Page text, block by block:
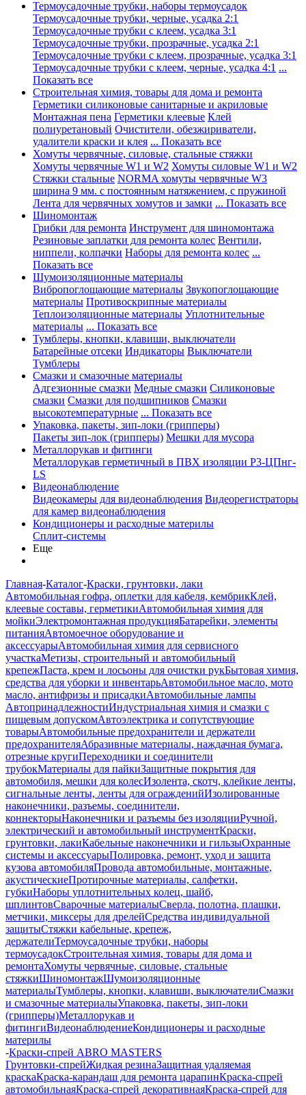
Термоусадочные трубки, наборы термоусадок
Термоусадочные трубки, черные, усадка 2:1
Термоусадочные трубки с клеем, усадка 3:1
Термоусадочные трубки, прозрачные, усадка 2:1
Термоусадочные трубки с клеем, прозрачные, усадка 3:1
Термоусадочные трубки с клеем, черные, усадка 4:1 ...
Показать все
Строительная химия, товары для дома и ремонта
Герметики силиконовые санитарные и акриловые
Монтажная пена Герметики клеевые Клей
полиуретановый Очистители, обезжириватели,
удалители краски и клея ... Показать все
Хомуты червячные, силовые, стальные стяжки
Хомуты червячные W1 и W2 Хомуты силовые W1 и W2
Стяжки стальные NORMA хомуты червячные W3
ширина 9 мм. с постоянным натяжением, с пружиной
Лента для червячных хомутов и замки ... Показать все
Шиномонтаж
Грибки для ремонта Инструмент для шиномонтажа
Резиновые заплатки для ремонта колес Вентили,
ниппели, колпачки Наборы для ремонта колес ...
Показать все
Шумоизоляционные материалы
Вибропоглощающие материалы Звукопоглощающие
материалы Противоскрипные материалы
Теплоизоляционные материалы Уплотнительные
материалы ... Показать все
Тумблеры, кнопки, клавиши, выключатели
Батарейные отсеки Индикаторы Выключатели
Тумблеры
Смазки и смазочные материалы
Адгезионные смазки Медные смазки Силиконовые
смазки Смазки для подшипников Смазки
высокотемпературные ... Показать все
Упаковка, пакеты, зип-локи (грипперы)
Пакеты зип-лок (грипперы) Мешки для мусора
Металлорукав и фитинги
Металлорукав герметичный в ПВХ изоляции Р3-ЦПнг-
LS
Видеонаблюдение
Видеокамеры для видеонаблюдения Видеорегистраторы
для камер видеонаблюдения
Кондиционеры и расходные материлы
Сплит-системы
Еще
Главная-Каталог-Краски, грунтовки, лаки
Автомобильная гофра, оплетки для кабеля, кембрикКлей,
клеевые составы, герметикиАвтомобильная химия для
мойкиЭлектромонтажная продукцияБатарейки, элементы
питанияАвтомоечное оборудование и
аксессуарыАвтомобильная химия для сервисного
участкаМетизы, строительный и автомобильный
крепежПаста, крем и лосьоны для очистки рукБытовая химия,
средства для уборки и инвентарьАвтомобильное масло, мото
масло, антифризы и присадкиАвтомобильные лампы
АвтопринадлежностиИндустриальная химия и смазки с
пищевым допускомАвтоэлектрика и сопутствующие
товарыАвтомобильные предохранители и держатели
предохранителяАбразивные материалы, наждачная бумага,
отрезные кругиПереходники и соединители
трубокМатериалы для пайкиЗащитные покрытия для
автомобиля, мешки для колесИзолента, скотч, клейкие ленты,
сигнальные ленты, ленты для огражденийИзолированные
наконечники, разъемы, соединители,
коннекторыНаконечники и разъемы без изоляцииРучной,
электрический и автомобильный инструментКраски,
грунтовки, лакиКабельные наконечники и гильзыОхранные
системы и аксессуарыПолировка, ремонт, уход и защита
кузова автомобиляПровода автомобильные, монтажные,
акустическиеПротирочные материалы, салфетки,
губкиНаборы уплотнительных колец, шайб,
шплинтовСварочные материалыСверла, полотна, плашки,
метчики, миксеры для дрелейСредства индивидуальной
защитыСтяжки кабельные, крепеж,
держателиТермоусадочные трубки, наборы
термоусадокСтроительная химия, товары для дома и
ремонтаХомуты червячные, силовые, стальные
стяжкиШиномонтажШумоизоляционные
материалыТумблеры, кнопки, клавиши, выключателиСмазки
и смазочные материалыУпаковка, пакеты, зип-локи
(грипперы)Металлорукав и
фитингиВидеонаблюдениеКондиционеры и расходные
материлы
-Краски-спрей ABRO MASTERS
Грунтовки-спрейЖидкая резинаЗащитная удаляемая
краскаКраска-карандаш для ремонта царапинКраска-спрей
автомобильнаяКраска-спрей декоративнаяКраска-спрей для